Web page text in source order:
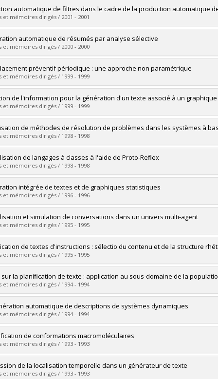
le document dans Papyrus
:Foster, George
Doctoral
:Ph. D.
le document dans Papyrus
automatique de filtres dans le cadre de la production automatique
et mémoires dirigés / 2001 - 2001
: Tout, Mazen
Master's
:M. Sc.
le document dans Papyrus
automatique de résumés par analyse sélective
et mémoires dirigés / 2000 - 2000
:Saggion, Horacio
Doctoral
:Ph. D.
le document dans Papyrus
préventif périodique : une approche non paramétrique
et mémoires dirigés / 1999 - 1999
:Mathieu, Patrice
Master's
:M. Sc.
le document dans Papyrus
de l'information pour la génération d'un texte associé à un
et mémoires dirigés / 1999 - 1999
:Corio, Marc
Master's
:M. Sc.
le document dans Papyrus
de méthodes de résolution de problèmes dans les systèmes à
et mémoires dirigés / 1998 - 1998
:Mattos Pinto Coelho, Eliana de
Doctoral
:Ph. D.
le document dans Papyrus
de langages à classes à l'aide de Proto-Reflex
et mémoires dirigés / 1998 - 1998
: Montero, Katia
Master's
:M. Sc.
le document dans Papyrus
intégrée de textes et de graphiques statistiques
et mémoires dirigés / 1996 - 1996
:Fasciano, Massimo
Doctoral
:Ph. D.
le document dans Papyrus
et simulation de conversations dans un univers multi-agent
et mémoires dirigés / 1995 - 1995
:Rousseau, D.
Doctoral
:Ph. D.
le document dans Papyrus
de textes d'instructions : sélectio du contenu et de la structure
et mémoires dirigés / 1995 - 1995
: Kosseim, Leila
Doctoral
:Ph. D.
le document dans Papyrus
sur la planification de texte : application au sous-domaine de la
et mémoires dirigés / 1994 - 1994
:Lavoie, Benoit
Master's
:M. Sc.
le document dans Papyrus
automatique de descriptions de systèmes dynamiques
et mémoires dirigés / 1994 - 1994
:Tourigny, Nicole
Doctoral
:Ph. D.
le document dans Papyrus
de conformations macromoléculaires
et mémoires dirigés / 1993 - 1993
:Sadan, Annabel
Master's
de la localisation temporelle dans un générateur de texte
et mémoires dirigés / 1993 - 1993